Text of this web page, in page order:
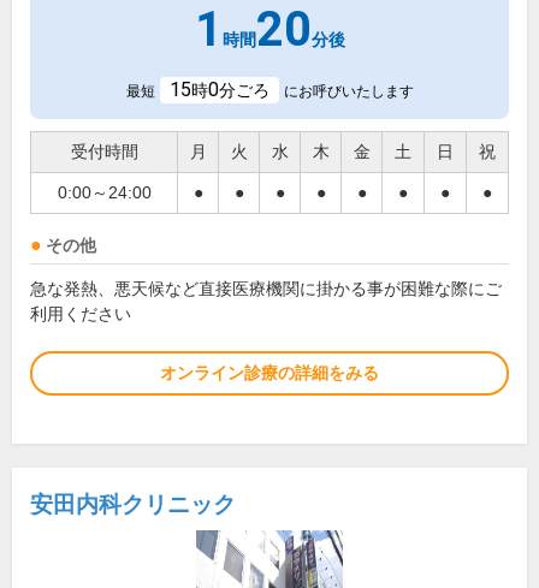
1 時間20分後
最短 15時0分ごろ にお呼びいたします
受付時間 月 火 水 木 金 土 日 祝
0:00～24:00 ● ● ● ● ● ● ● ●
その他
急な発熱、悪天候など直接医療機関に掛かる事が困難な際にご
利用ください
オンライン診療の詳細をみる
安田内科クリニック